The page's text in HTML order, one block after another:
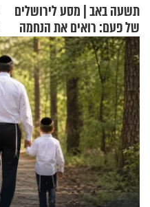
תשעה באב | מסע לירושלים
של פעם: רואים את הנחמה